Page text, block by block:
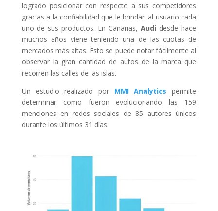
logrado posicionar con respecto a sus competidores
gracias a la confiabilidad que le brindan al usuario cada
uno de sus productos. En Canarias,Audi desde hace
muchos años viene teniendo una de las cuotas de
mercados más altas. Esto se puede notar fácilmente al
observar la gran cantidad de autos de la marca que
recorren las calles de las islas.
Un estudio realizado por
MMI Analytics
permite
determinar como fueron evolucionando las 159
menciones en redes sociales de 85 autores únicos
durante los últimos 31 días: